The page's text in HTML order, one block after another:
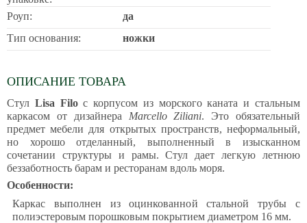
Роуп:
да
Тип основания:
ножки
ОПИСАНИЕ ТОВАРА
Стул Lisa Filoс корпусом из морского каната и стальным
каркасом от дизайнера Marcello Ziliani. Это обязательный
предмет мебели для открытых пространств, неформальный,
но хорошо отделанный, выполненный в изысканном
сочетании структуры и рамы. Стул дает легкую летнюю
беззаботность барам и ресторанам вдоль моря.
Особенности:
Каркас выполнен из оцинкованной стальной трубы с
полиэстеровым порошковым покрытием диаметром 16 мм.